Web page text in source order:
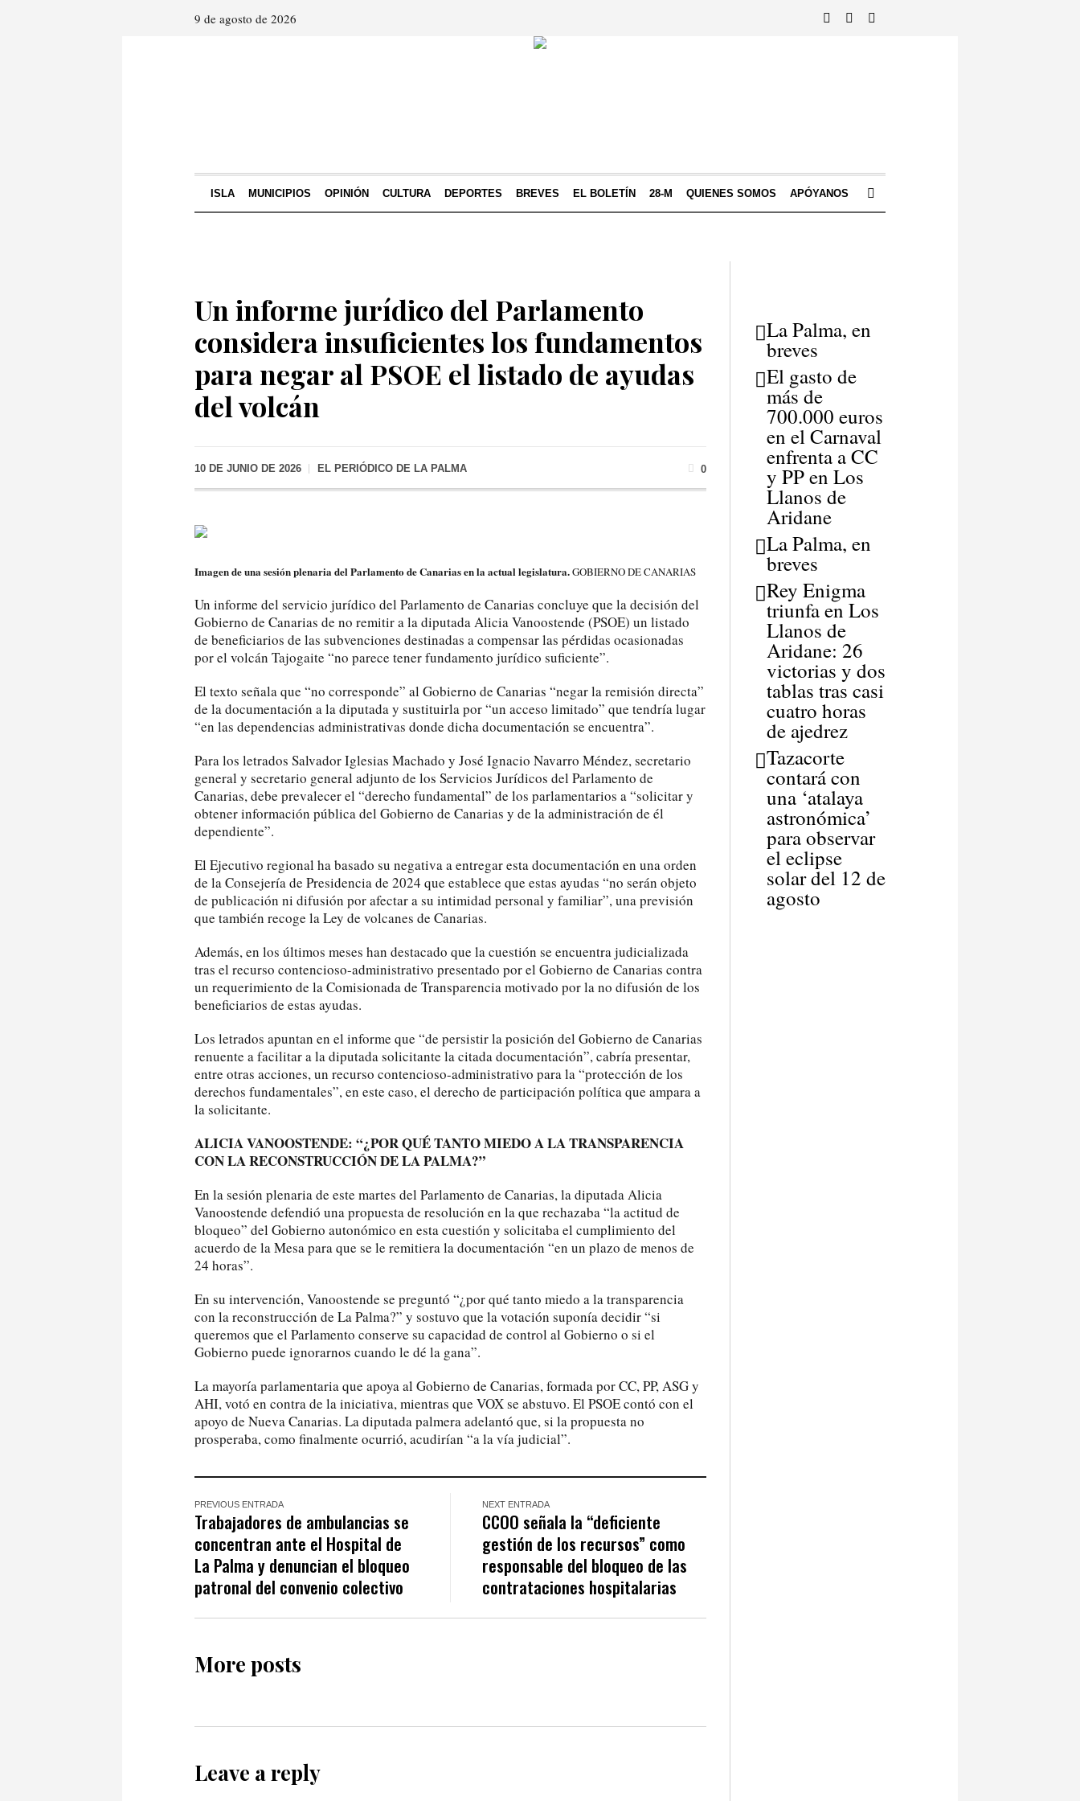
9 de agosto de 2026
ISLA MUNICIPIOS OPINIÓN CULTURA DEPORTES BREVES EL BOLETÍN 28-M QUIENES SOMOS APÓYANOS
Un informe jurídico del Parlamento
considera insuficientes los fundamentos
para negar al PSOE el listado de ayudas
del volcán
10 DE JUNIO DE 2026 EL PERIÓDICO DE LA PALMA 0
Imagen de una sesión plenaria del Parlamento de Canarias en la actual legislatura.GOBIERNO DE CANARIAS
Un informe del servicio jurídico del Parlamento de Canarias concluye que la decisión del
Gobierno de Canarias de no remitir a la diputada Alicia Vanoostende (PSOE) un listado
de beneficiarios de las subvenciones destinadas a compensar las pérdidas ocasionadas
por el volcán Tajogaite “no parece tener fundamento jurídico suficiente”.
El texto señala que “no corresponde” al Gobierno de Canarias “negar la remisión directa”
de la documentación a la diputada y sustituirla por “un acceso limitado” que tendría lugar
“en las dependencias administrativas donde dicha documentación se encuentra”.
Para los letrados Salvador Iglesias Machado y José Ignacio Navarro Méndez, secretario
general y secretario general adjunto de los Servicios Jurídicos del Parlamento de
Canarias, debe prevalecer el “derecho fundamental” de los parlamentarios a “solicitar y
obtener información pública del Gobierno de Canarias y de la administración de él
dependiente”.
El Ejecutivo regional ha basado su negativa a entregar esta documentación en una orden
de la Consejería de Presidencia de 2024 que establece que estas ayudas “no serán objeto
de publicación ni difusión por afectar a su intimidad personal y familiar”, una previsión
que también recoge la Ley de volcanes de Canarias.
Además, en los últimos meses han destacado que la cuestión se encuentra judicializada
tras el recurso contencioso-administrativo presentado por el Gobierno de Canarias contra
un requerimiento de la Comisionada de Transparencia motivado por la no difusión de los
beneficiarios de estas ayudas.
Los letrados apuntan en el informe que “de persistir la posición del Gobierno de Canarias
renuente a facilitar a la diputada solicitante la citada documentación”, cabría presentar,
entre otras acciones, un recurso contencioso-administrativo para la “protección de los
derechos fundamentales”, en este caso, el derecho de participación política que ampara a
la solicitante.
ALICIA VANOOSTENDE: “¿POR QUÉ TANTO MIEDO A LA TRANSPARENCIA
CON LA RECONSTRUCCIÓN DE LA PALMA?”
En la sesión plenaria de este martes del Parlamento de Canarias, la diputada Alicia
Vanoostende defendió una propuesta de resolución en la que rechazaba “la actitud de
bloqueo” del Gobierno autonómico en esta cuestión y solicitaba el cumplimiento del
acuerdo de la Mesa para que se le remitiera la documentación “en un plazo de menos de
24 horas”.
En su intervención, Vanoostende se preguntó “¿por qué tanto miedo a la transparencia
con la reconstrucción de La Palma?” y sostuvo que la votación suponía decidir “si
queremos que el Parlamento conserve su capacidad de control al Gobierno o si el
Gobierno puede ignorarnos cuando le dé la gana”.
La mayoría parlamentaria que apoya al Gobierno de Canarias, formada por CC, PP, ASG y
AHI, votó en contra de la iniciativa, mientras que VOX se abstuvo. El PSOE contó con el
apoyo de Nueva Canarias. La diputada palmera adelantó que, si la propuesta no
prosperaba, como finalmente ocurrió, acudirían “a la vía judicial”.
PREVIOUS ENTRADA
Trabajadores de ambulancias se
concentran ante el Hospital de
La Palma y denuncian el bloqueo
patronal del convenio colectivo
NEXT ENTRADA
CCOO señala la “deficiente
gestión de los recursos” como
responsable del bloqueo de las
contrataciones hospitalarias
More posts
Leave a reply
La Palma, en
breves
El gasto de
más de
700.000 euros
en el Carnaval
enfrenta a CC
y PP en Los
Llanos de
Aridane
La Palma, en
breves
Rey Enigma
triunfa en Los
Llanos de
Aridane: 26
victorias y dos
tablas tras casi
cuatro horas
de ajedrez
Tazacorte
contará con
una ‘atalaya
astronómica’
para observar
el eclipse
solar del 12 de
agosto